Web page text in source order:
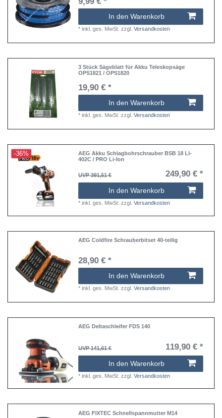
In den Warenkorb
*inkl. ges. MwSt. zzgl.Versandkosten
3 Stück Sägeblatt für Akku Teleskopsäge
OPS1821 / OPS1820
19,90 € *
In den Warenkorb
*inkl. ges. MwSt. zzgl.Versandkosten
-36%
AEG Akku Schlagbohrschrauber BSB 18 LI-
402C / PRO Li-Ion
UVP 391,51 € 249,90 € *
In den Warenkorb
*inkl. ges. MwSt. zzgl.Versandkosten
AEG Coldfire Schrauberbitset 40-teilig
28,90 € *
In den Warenkorb
*inkl. ges. MwSt. zzgl.Versandkosten
AEG Deltaschleifer FDS 140
UVP 141,61 € 119,90 € *
In den Warenkorb
*inkl. ges. MwSt. zzgl.Versandkosten
AEG FIXTEC Schnellspannmutter M14